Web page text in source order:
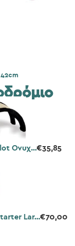
Ονυχ...€35,85
Lar...€70,00